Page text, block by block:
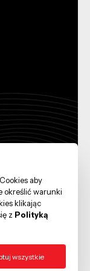
Rights
aby
określić warunki
klikając
z Polityką
wszystkie